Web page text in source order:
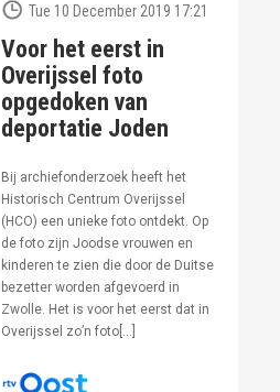
Tue 10 December 2019 17:21
Voor het eerst in
Overijssel foto
opgedoken van
deportatie Joden
Bij archiefonderzoek heeft het
Historisch Centrum Overijssel
(HCO) een unieke foto ontdekt. Op
de foto zijn Joodse vrouwen en
kinderen te zien die door de Duitse
bezetter worden afgevoerd in
Zwolle. Het is voor het eerst dat in
Overijssel zo’n foto[…]